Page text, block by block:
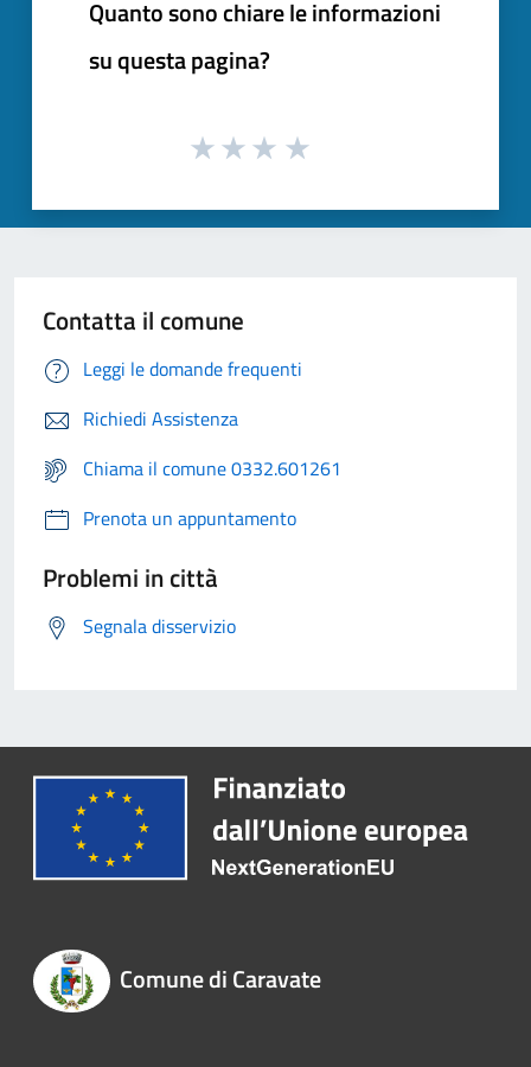
Quanto sono chiare le informazioni
su questa pagina?
Contatta il comune
Leggi le domande frequenti
Richiedi Assistenza
Chiama il comune 0332.601261
Prenota un appuntamento
Problemi in città
Segnala disservizio
Comune di Caravate